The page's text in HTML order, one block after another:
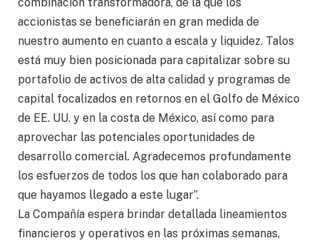
accionistas se beneficiarán en gran medida de
nuestro aumento en cuanto a escala y liquidez. Talos
está muy bien posicionada para capitalizar sobre su
portafolio de activos de alta calidad y programas de
capital focalizados en retornos en el Golfo de México
de EE. UU. y en la costa de México, así como para
aprovechar las potenciales oportunidades de
desarrollo comercial. Agradecemos profundamente
los esfuerzos de todos los que han colaborado para
que hayamos llegado a este lugar”.
La Compañía espera brindar detallada lineamientos
financieros y operativos en las próximas semanas,